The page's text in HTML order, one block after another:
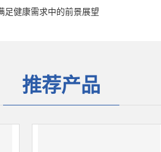
足健康需求中的前景展望
推荐产品